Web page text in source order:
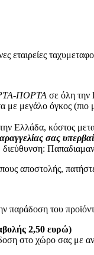
(JACK)
(Toslink)
εταιρείες
ΠΟΡΤΑ σε όλη την
με μεγάλο όγκος
Ελλάδα, κόστος
σας
αποστολής,
παράδοση του
2,50 ευρώ)
στο χώρο σας με